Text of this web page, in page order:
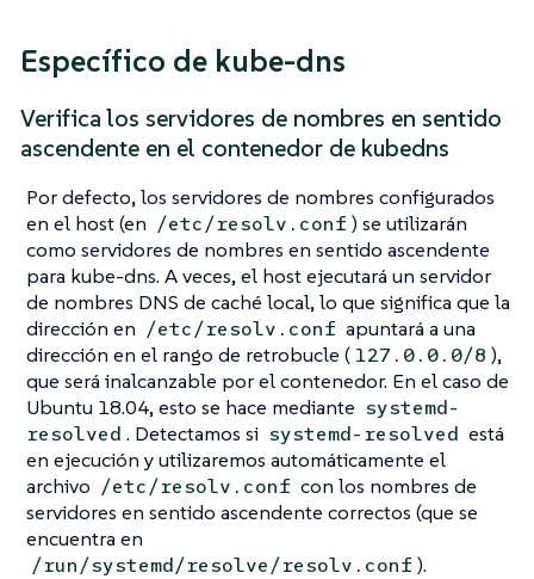
Específico de kube-dns
Verifica los servidores de nombres en sentido
ascendente en el contenedor de kubedns
Por defecto, los servidores de nombres configurados
en el host (en /etc/resolv.conf ) se utilizarán
como servidores de nombres en sentido ascendente
para kube-dns. A veces, el host ejecutará un servidor
de nombres DNS de caché local, lo que significa que la
dirección en /etc/resolv.conf apuntará a una
dirección en el rango de retrobucle ( 127.0.0.0/8 ),
que será inalcanzable por el contenedor. En el caso de
Ubuntu 18.04, esto se hace mediante systemd-
resolved . Detectamos si systemd-resolved está
en ejecución y utilizaremos automáticamente el
archivo /etc/resolv.conf con los nombres de
servidores en sentido ascendente correctos (que se
encuentra en
/run/systemd/resolve/resolv.conf ).